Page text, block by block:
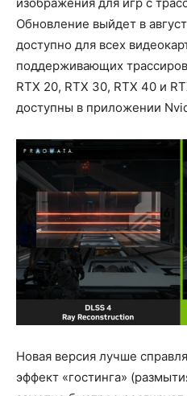
Обновление выйдет в
доступно для всех
поддерживающих
RTX 20, RTX 30, RTX 40 и
доступны в приложении
Новая версия лучше
эффект «гостинга»